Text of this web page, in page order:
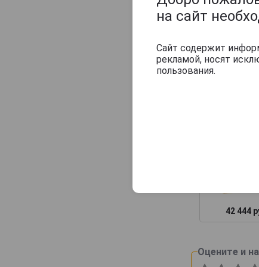
42 444
Похожие
42 444
Оцените и
на сайт
Сайт содержит
рекламой, носят
пользования.